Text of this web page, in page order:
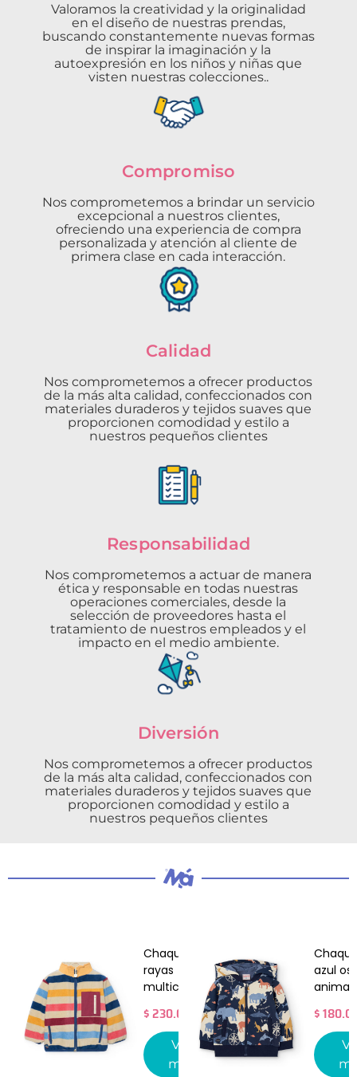
Valoramos la creatividad y la originalidad
en el diseño de nuestras prendas,
buscando constantemente nuevas formas
de inspirar la imaginación y la
autoexpresión en los niños y niñas que
visten nuestras colecciones..
Compromiso
Nos comprometemos a brindar un servicio
excepcional a nuestros clientes,
ofreciendo una experiencia de compra
personalizada y atención al cliente de
primera clase en cada interacción.
Calidad
Nos comprometemos a ofrecer productos
de la más alta calidad, confeccionados con
materiales duraderos y tejidos suaves que
proporcionen comodidad y estilo a
nuestros pequeños clientes
Responsabilidad
Nos comprometemos a actuar de manera
ética y responsable en todas nuestras
operaciones comerciales, desde la
selección de proveedores hasta el
tratamiento de nuestros empleados y el
impacto en el medio ambiente.
Diversión
Nos comprometemos a ofrecer productos
de la más alta calidad, confeccionados con
materiales duraderos y tejidos suaves que
proporcionen comodidad y estilo a
nuestros pequeños clientes
Chaqueta a
rayas
multicolor
$230.000
Ver
más
azul
$